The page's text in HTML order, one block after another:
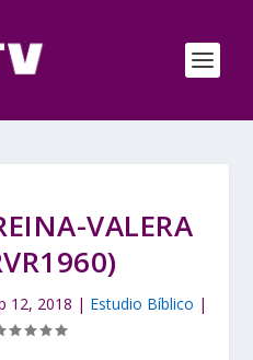
VALERA
12, 2018 | Estudio Bíblico |